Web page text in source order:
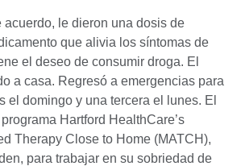
acuerdo, le dieron una dosis de
que alivia los síntomas de
el deseo de consumir droga. El
a casa. Regresó a emergencias para
el domingo y una tercera el lunes. El
Hartford HealthCare’s
Therapy Close to Home (MATCH),
para trabajar en su sobriedad de